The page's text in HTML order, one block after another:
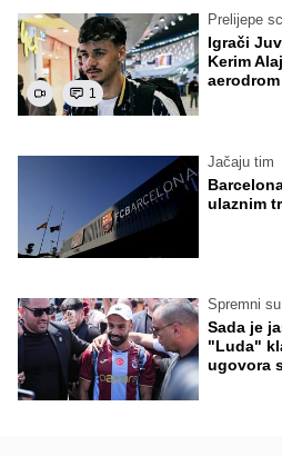
1
Prelijepe
Igrači
Kerim
Jačaju tim
ulaznim
Spremni
Sada je
"Luda"
ugovora